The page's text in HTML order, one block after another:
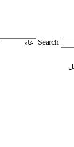
Search